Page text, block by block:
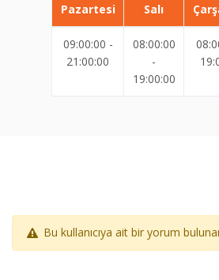
Pazartesi Salı
09:00:00 -
21:00:00
08:00:00
-
19:00:00
Bu kullanıcıya ait bir yorum